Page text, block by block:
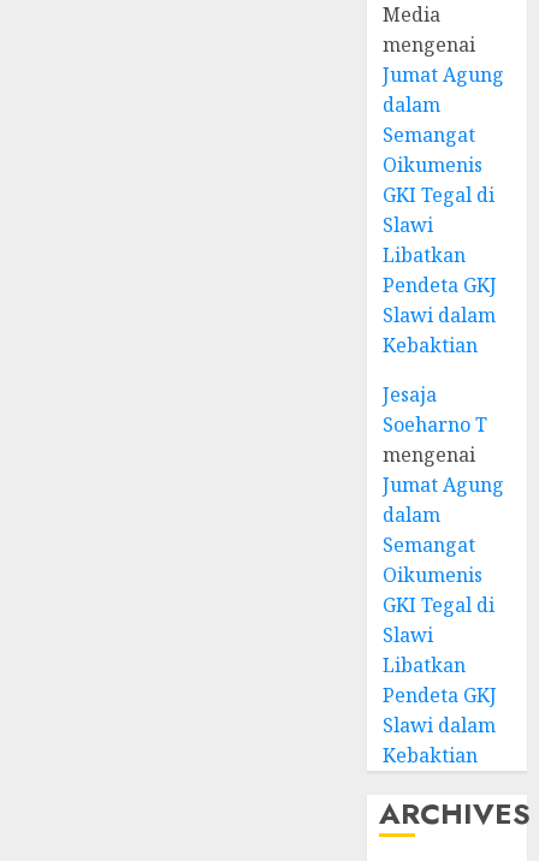
Media
mengenai
Jumat Agung
dalam
Semangat
Oikumenis
GKI Tegal di
Slawi
Libatkan
Pendeta GKJ
Slawi dalam
Kebaktian
Jesaja
Soeharno T
mengenai
Jumat Agung
dalam
Semangat
Oikumenis
GKI Tegal di
Slawi
Libatkan
Pendeta GKJ
Slawi dalam
Kebaktian
ARCHIVES